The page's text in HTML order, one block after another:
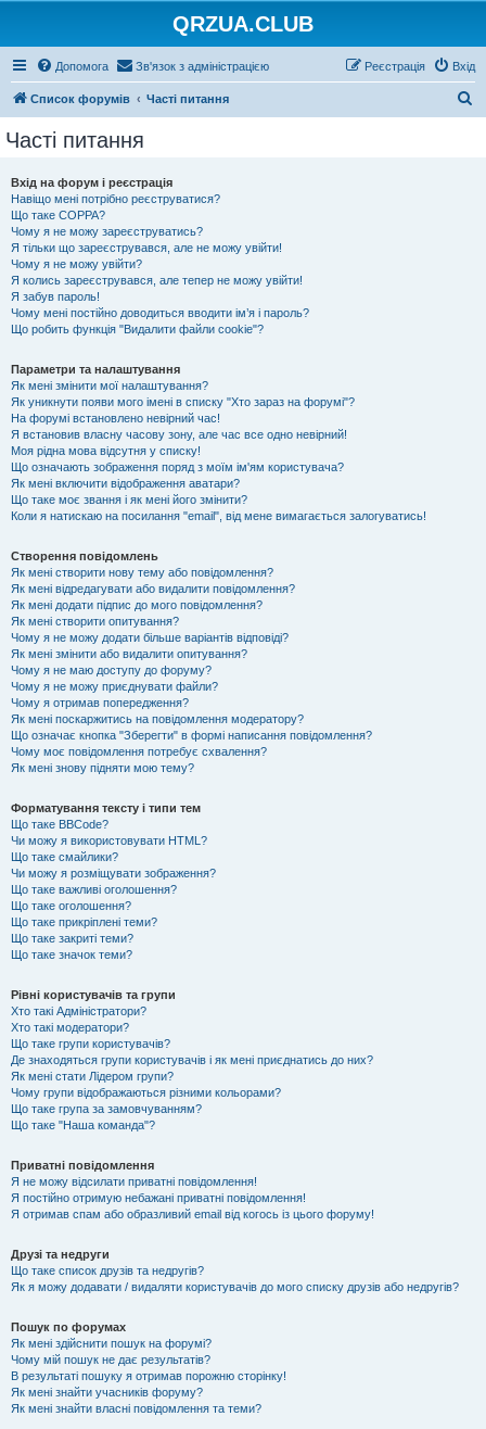
QRZUA.CLUB
Допомога Зв'язок з адміністрацією Вхід
Реєстрація
Список форумів Часті питання
Часті питання
Вхід на форум і реєстрація
Навіщо мені потрібно реєструватися?
Що таке COPPA?
Чому я не можу зареєструватись?
Я тільки що зареєструвався, але не можу увійти!
Чому я не можу увійти?
Я колись зареєструвався, але тепер не можу увійти!
Я забув пароль!
Чому мені постійно доводиться вводити ім’я і пароль?
Що робить функція "Видалити файли cookie"?
Параметри та налаштування
Як мені змінити мої налаштування?
Як уникнути появи мого імені в списку "Хто зараз на форумі"?
На форумі встановлено невірний час!
Я встановив власну часову зону, але час все одно невірний!
Моя рідна мова відсутня у списку!
Що означають зображення поряд з моїм ім'ям користувача?
Як мені включити відображення аватари?
Що таке моє звання і як мені його змінити?
Коли я натискаю на посилання "email", від мене вимагається залогуватись!
Створення повідомлень
Як мені створити нову тему або повідомлення?
Як мені відредагувати або видалити повідомлення?
Як мені додати підпис до мого повідомлення?
Як мені створити опитування?
Чому я не можу додати більше варіантів відповіді?
Як мені змінити або видалити опитування?
Чому я не маю доступу до форуму?
Чому я не можу приєднувати файли?
Чому я отримав попередження?
Як мені поскаржитись на повідомлення модератору?
Що означає кнопка "Зберегти" в формі написання повідомлення?
Чому моє повідомлення потребує схвалення?
Як мені знову підняти мою тему?
Форматування тексту і типи тем
Що таке BBCode?
Чи можу я використовувати HTML?
Що таке смайлики?
Чи можу я розміщувати зображення?
Що таке важливі оголошення?
Що таке оголошення?
Що таке прикріплені теми?
Що таке закриті теми?
Що таке значок теми?
Рівні користувачів та групи
Хто такі Адміністратори?
Хто такі модератори?
Що таке групи користувачів?
Де знаходяться групи користувачів і як мені приєднатись до них?
Як мені стати Лідером групи?
Чому групи відображаються різними кольорами?
Що таке група за замовчуванням?
Що таке "Наша команда"?
Приватні повідомлення
Я не можу відсилати приватні повідомлення!
Я постійно отримую небажані приватні повідомлення!
Я отримав спам або образливий email від когось із цього форуму!
Друзі та недруги
Що таке список друзів та недругів?
Як я можу додавати / видаляти користувачів до мого списку друзів або недругів?
Пошук по форумах
Як мені здійснити пошук на форумі?
Чому мій пошук не дає результатів?
В результаті пошуку я отримав порожню сторінку!
Як мені знайти учасників форуму?
Як мені знайти власні повідомлення та теми?